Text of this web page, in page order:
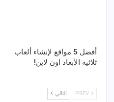
أفضل 5 مواقع لإنشاء ألعاب
ثلاثية الأبعاد اون لاين!
التالي